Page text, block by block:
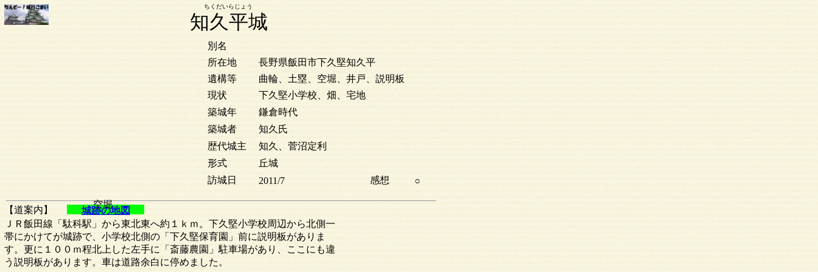
知久平城
空堀
城跡の地図
ＪＲ飯田線「駄科駅」から東北東へ約１ｋｍ。下久堅小学校周辺から北側一
帯にかけてが城跡で、小学校北側の「下久堅保育園」前に説明板がありま
す。更に１００ｍ程北上した左手に「斎藤農園」駐車場があり、ここにも違
う説明板があります。車は道路余白に停めました。
【道案内】
別名
所在地
長野県飯田市下久堅知久平
遺構等
曲輪、土塁、空堀、井戸、説明板
現状
下久堅小学校、畑、宅地
築城年
鎌倉時代
築城者
知久氏
歴代城主
知久、菅沼定利
形式
丘城
訪城日
2011/7 感想 ○
ちくだいらじょう